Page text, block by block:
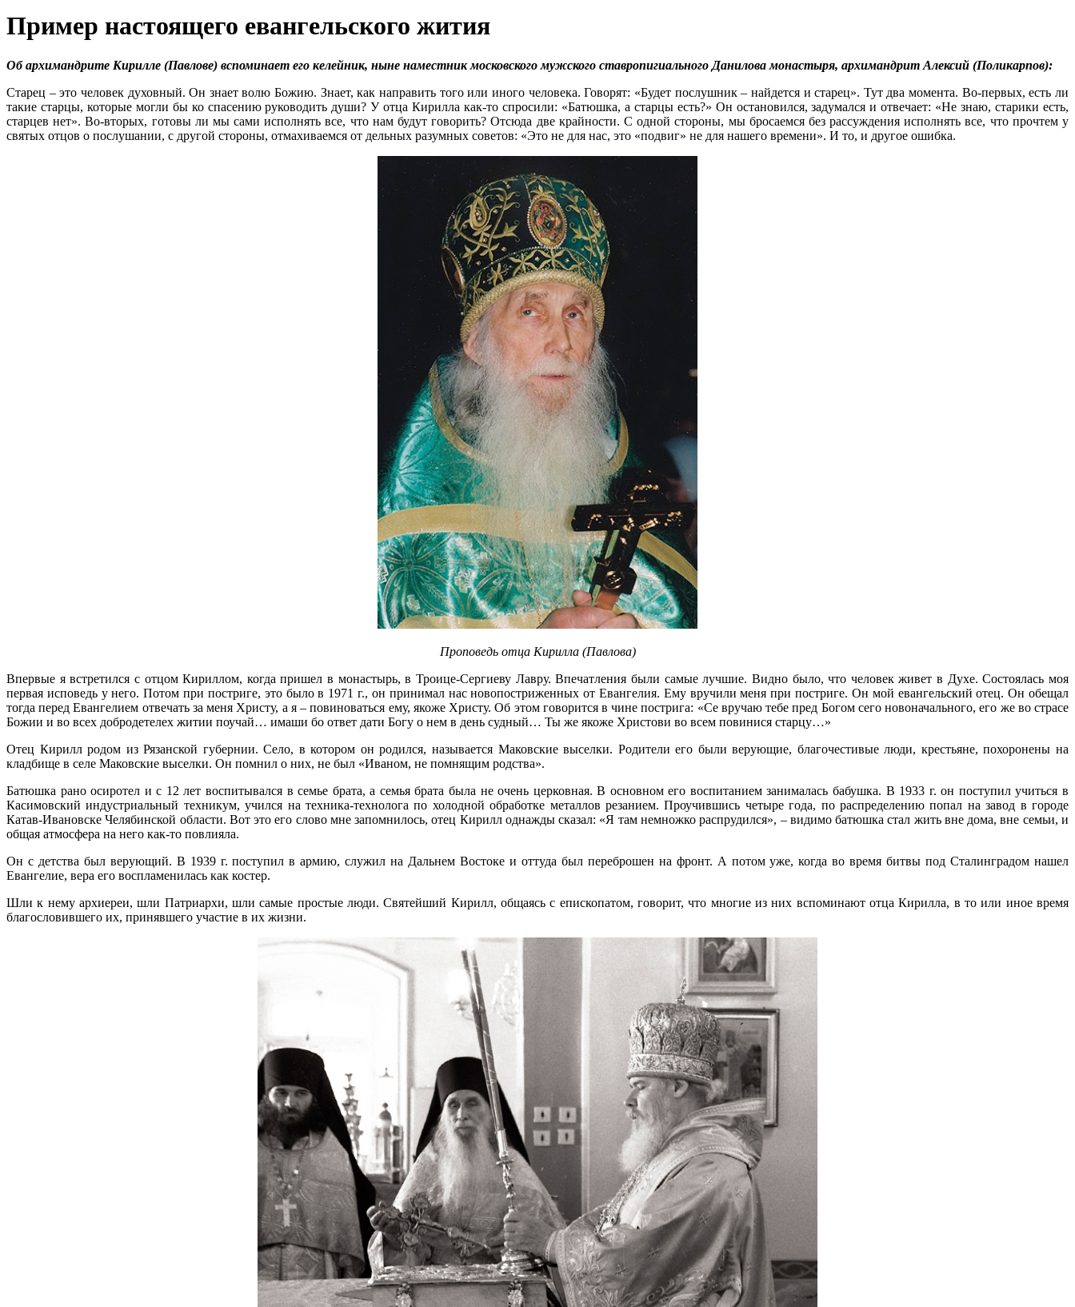
Пример настоящего евангельского жития
Об архимандрите Кирилле (Павлове) вспоминает его келейник, ныне наместник московского мужского ставропигиального Данилова монастыря, архимандрит Алексий (Поликарпов):
Старец – это человек духовный. Он знает волю Божию. Знает, как направить того или иного человека. Говорят: «Будет послушник – найдется и старец». Тут два момента. Во-первых, есть ли
такие старцы, которые могли бы ко спасению руководить души? У отца Кирилла как-то спросили: «Батюшка, а старцы есть?» Он остановился, задумался и отвечает: «Не знаю, старики есть,
старцев нет». Во-вторых, готовы ли мы сами исполнять все, что нам будут говорить? Отсюда две крайности. С одной стороны, мы бросаемся без рассуждения исполнять все, что прочтем у
святых отцов о послушании, с другой стороны, отмахиваемся от дельных разумных советов: «Это не для нас, это «подвиг» не для нашего времени». И то, и другое ошибка.
Проповедь отца Кирилла (Павлова)
Впервые я встретился с отцом Кириллом, когда пришел в монастырь, в Троице-Сергиеву Лавру. Впечатления были самые лучшие. Видно было, что человек живет в Духе. Состоялась моя
первая исповедь у него. Потом при постриге, это было в 1971 г., он принимал нас новопостриженных от Евангелия. Ему вручили меня при постриге. Он мой евангельский отец. Он обещал
тогда перед Евангелием отвечать за меня Христу, а я – повиноваться ему, якоже Христу. Об этом говорится в чине пострига: «Се вручаю тебе пред Богом сего новоначального, его же во страсе
Божии и во всех добродетелех житии поучай… имаши бо ответ дати Богу о нем в день судный… Ты же якоже Христови во всем повинися старцу…»
Отец Кирилл родом из Рязанской губернии. Cело, в котором он родился, называется Маковские выселки. Родители его были верующие, благочестивые люди, крестьяне, похоронены на
кладбище в селе Маковские выселки. Он помнил о них, не был «Иваном, не помнящим родства».
Батюшка рано осиротел и с 12 лет воспитывался в семье брата, а семья брата была не очень церковная. В основном его воспитанием занималась бабушка. В 1933 г. он поступил учиться в
Касимовский индустриальный техникум, учился на техника-технолога по холодной обработке металлов резанием. Проучившись четыре года, по распределению попал на завод в городе
Катав-Ивановске Челябинской области. Вот это его слово мне запомнилось, отец Кирилл однажды сказал: «Я там немножко распрудился», – видимо батюшка стал жить вне дома, вне семьи, и
общая атмосфера на него как-то повлияла.
Он с детства был верующий. В 1939 г. поступил в армию, служил на Дальнем Востоке и оттуда был переброшен на фронт. А потом уже, когда во время битвы под Сталинградом нашел
Евангелие, вера его воспламенилась как костер.
Шли к нему архиереи, шли Патриархи, шли самые простые люди. Святейший Кирилл, общаясь с епископатом, говорит, что многие из них вспоминают отца Кирилла, в то или иное время
благословившего их, принявшего участие в их жизни.